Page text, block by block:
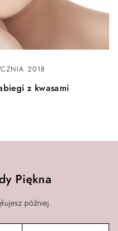
2018
z kwasami
Piękna
później.